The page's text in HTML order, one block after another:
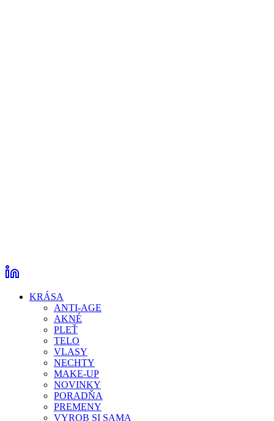
KRÁSA
ANTI-AGE
AKNÉ
PLEŤ
TELO
VLASY
NECHTY
MAKE-UP
NOVINKY
PORADŇA
PREMENY
VYROB SI SAMA